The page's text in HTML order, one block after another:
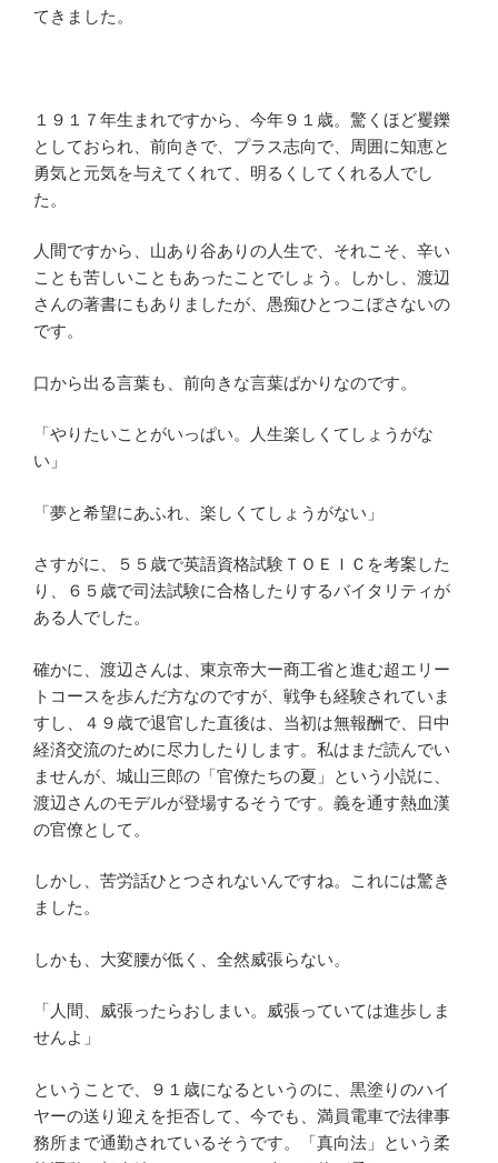
てきました。
１９１７年生まれですから、今年９１歳。驚くほど矍鑠
としておられ、前向きで、プラス志向で、周囲に知恵と
勇気と元気を与えてくれて、明るくしてくれる人でし
た。
人間ですから、山あり谷ありの人生で、それこそ、辛い
ことも苦しいこともあったことでしょう。しかし、渡辺
さんの著書にもありましたが、愚痴ひとつこぼさないの
です。
口から出る言葉も、前向きな言葉ばかりなのです。
「やりたいことがいっぱい。人生楽しくてしょうがな
い」
「夢と希望にあふれ、楽しくてしょうがない」
さすがに、５５歳で英語資格試験ＴＯＥＩＣを考案した
り、６５歳で司法試験に合格したりするバイタリティが
ある人でした。
確かに、渡辺さんは、東京帝大ー商工省と進む超エリー
トコースを歩んだ方なのですが、戦争も経験されていま
すし、４９歳で退官した直後は、当初は無報酬で、日中
経済交流のために尽力したりします。私はまだ読んでい
ませんが、城山三郎の「官僚たちの夏」という小説に、
渡辺さんのモデルが登場するそうです。義を通す熱血漢
の官僚として。
しかし、苦労話ひとつされないんですね。これには驚き
ました。
しかも、大変腰が低く、全然威張らない。
「人間、威張ったらおしまい。威張っていては進歩しま
せんよ」
ということで、９１歳になるというのに、黒塗りのハイ
ヤーの送り迎えを拒否して、今でも、満員電車で法律事
務所まで通勤されているそうです。「真向法」という柔